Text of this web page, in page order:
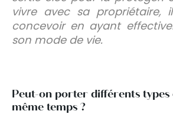
vivre avec sa
concevoir en ayant
son mode de vie.
Peut-on porter différents types
même temps ?